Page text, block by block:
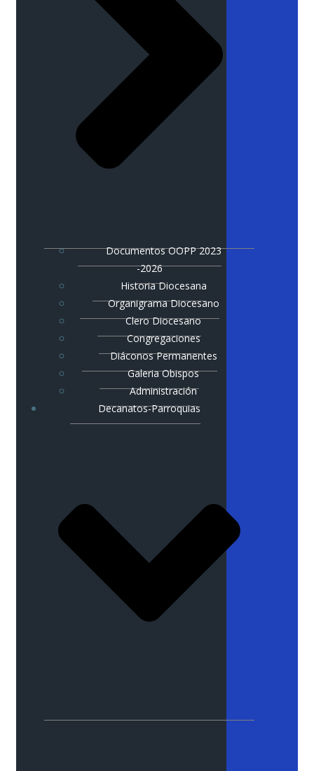
Documentos OOPP 2023
-2026
Historia Diocesana
Organigrama Diocesano
Clero Diocesano
Congregaciones
Diáconos Permanentes
Galeria Obispos
Administración
Decanatos-Parroquias